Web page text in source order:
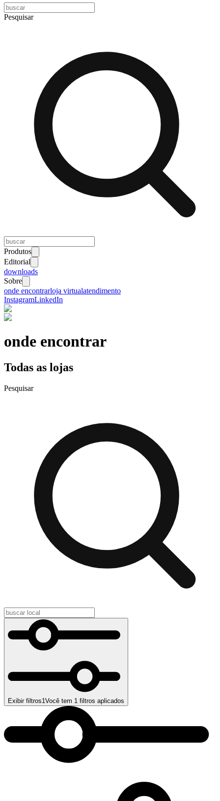
Pesquisar
Produtos
Editorial
downloads
Sobre
onde encontrarloja virtualatendimento
InstagramLinkedIn
onde encontrar
Todas as lojas
Pesquisar
Exibir filtros1Você tem 1 filtros aplicados